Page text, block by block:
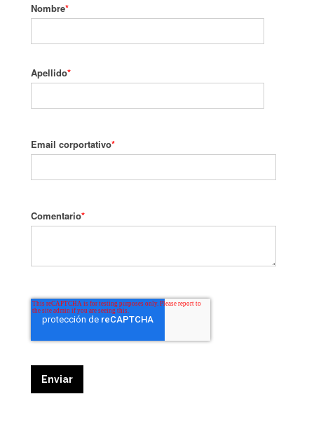
Nombre*
Apellido*
Email corportativo*
Comentario*